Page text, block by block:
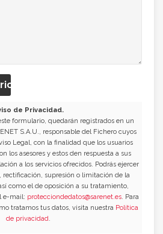
de Privacidad.
formulario, quedarán registrados en un
S.A.U., responsable del Fichero cuyos
Legal, con la finalidad que los usuarios
los asesores y estos den respuesta a sus
a los servicios ofrecidos. Podrás ejercer
rectificación, supresión o limitación de la
como el de oposición a su tratamiento,
e-mail: protecciondedatos@sarenet.es. Para
tratamos tus datos, visita nuestra Política
de privacidad.